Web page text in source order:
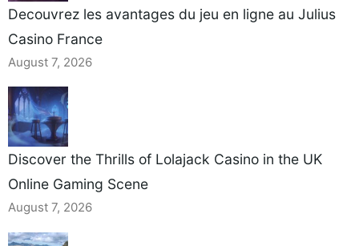
Decouvrez les avantages du jeu en ligne au Julius
Casino France
August 7, 2026
Discover the Thrills of Lolajack Casino in the UK
Online Gaming Scene
August 7, 2026